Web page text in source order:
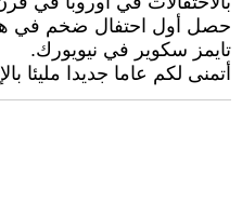
تايمز سكوير في نيويورك.
أتمنى لكم عاما جديدا مليئا